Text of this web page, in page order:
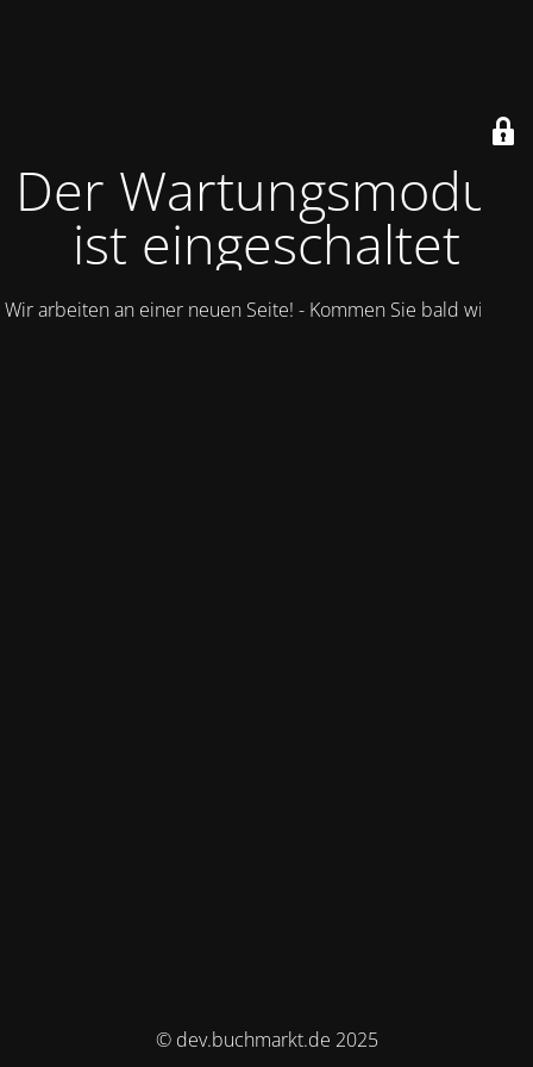
Der Wartungsmodus
ist eingeschaltet
Wir arbeiten an einer neuen Seite! - Kommen Sie bald wieder.
© dev.buchmarkt.de 2025